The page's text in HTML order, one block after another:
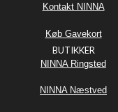
Kontakt NINNA
Køb Gavekort
BUTIKKER
NINNA Ringsted
NINNA Næstved